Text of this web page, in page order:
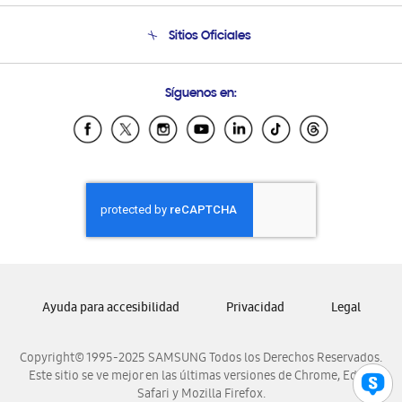
Soporte vía eMail
Sitios Oficiales
Samsung Ecuador
Samsung El Salvador
Samsung Honduras
Samsung Nicaragua
Samsung Panamá
Samsung Venezuela
Síguenos en:
Copyright© 1995-2025 SAMSUNG Todos los Derechos Reservados.
Este sitio se ve mejor en las últimas versiones de Chrome, Edge,
Safari y Mozilla Firefox.
Ayuda para accesibilidad Privacidad Legal